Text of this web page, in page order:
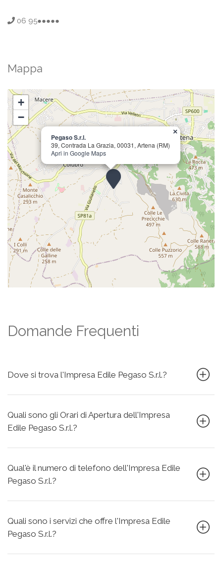
06 95●●●●●
Mappa
Pegaso S.r.l.
39, Contrada La Grazia, 00031, Artena (RM)
Apri in Google Maps
×
+
−
Domande Frequenti
Dove si trova l'Impresa Edile Pegaso S.r.l.?
Quali sono gli Orari di Apertura dell'Impresa
Edile Pegaso S.r.l.?
Qual'è il numero di telefono dell'Impresa Edile
Pegaso S.r.l.?
Quali sono i servizi che offre l'Impresa Edile
Pegaso S.r.l.?